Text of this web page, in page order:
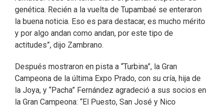
genética. Recién a la vuelta de Tupambaé se enteraron
la buena noticia. Eso es para destacar, es mucho mérito
y por algo andan como andan, por este tipo de
actitudes”, dijo Zambrano.
Después mostraron en pista a “Turbina”, la Gran
Campeona de la última Expo Prado, con su cría, hija de
la Joya, y “Pacha” Fernández agradeció a sus socios en
la Gran Campeona: “El Puesto, San José y Nico